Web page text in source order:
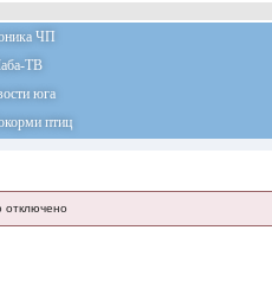
ЧП
ТВ
юга
птиц